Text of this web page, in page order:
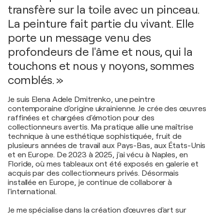
transfère sur la toile avec un pinceau.
La peinture fait partie du vivant. Elle
porte un message venu des
profondeurs de l'âme et nous, qui la
touchons et nous y noyons, sommes
comblés. »
Je suis Elena Adele Dmitrenko, une peintre
contemporaine d'origine ukrainienne. Je crée des œuvres
raffinées et chargées d'émotion pour des
collectionneurs avertis. Ma pratique allie une maîtrise
technique à une esthétique sophistiquée, fruit de
plusieurs années de travail aux Pays-Bas, aux États-Unis
et en Europe. De 2023 à 2025, j'ai vécu à Naples, en
Floride, où mes tableaux ont été exposés en galerie et
acquis par des collectionneurs privés. Désormais
installée en Europe, je continue de collaborer à
l'international.
Je me spécialise dans la création d'œuvres d'art sur